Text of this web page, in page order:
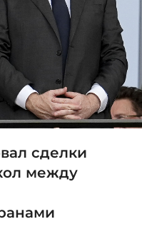
сделки
между